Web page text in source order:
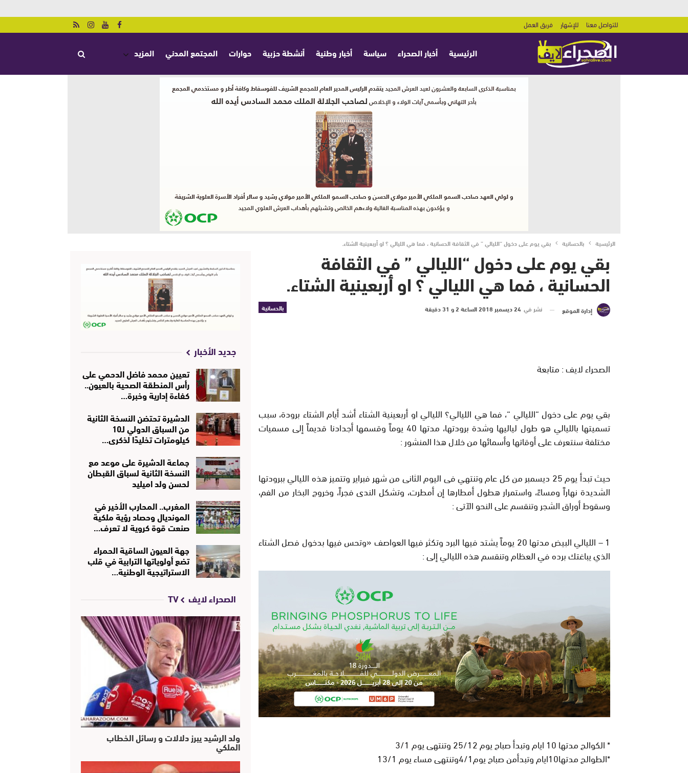
للتواصل معنا للإشهار فريق العمل
الرئيسية أخبار الصحراء سياسة أخبار وطنية أنشطة حزبية حوارات المجتمع المدني المزيد
الرئيسية بالحسانية بقي يوم على دخول “الليالي ” في الثقافة الحسانية ، فما هي الليالي ؟ او أربعينية الشتاء.
بقي يوم على دخول “الليالي ” في الثقافة
الحسانية ، فما هي الليالي ؟ او أربعينية الشتاء.
بالحسانية إدارة الموقع نشر في 24 ديسمبر 2018 الساعة 2 و 31 دقيقة
الصحراء لايف : متابعة
بقي يوم على دخول “الليالي “، فما هي الليالي؟ الليالي او أربعينية الشتاء أشد أيام الشتاء برودة، سبب
تسميتها بالليالي هو طول لياليها وشدة برودتها، مدتها 40 يوماً وقسمها أجدادنا قديماً إلى مسميات
مختلفة سنتعرف على أوقاتها وأسمائها من خلال هذا المنشور :
حيث تبدأ يوم 25 ديسمبر من كل عام وتنتهي فى اليوم الثانى من شهر فبراير وتتميز هذه الليالي ببرودتها
الشديدة نهاراً ومساءً، واستمرار هطول أمطارها إن أمطرت، وتشكل الندى فجراً، وخروج البخار من الفم،
وسقوط أوراق الشجر وتنقسم على النحو الآتى :
1
– الليالي البيض مدتها 20 يوماً يشتد فيها البرد وتكثر فيها العواصف «وتحس فيها بدخول فصل الشتاء
الذي يباغتك برده في العظام وتنقسم هذه الليالي إلى :
* الكوالح مدتها 10 ايام وتبدأ صباح يوم 25/12 وتنتهى يوم 3/1
*الطوالح مدتها10ايام وتبدأمن صباح يوم4/1وتنتهى مساء يوم 13/1
جديد الأخبار
تعيين محمد فاضل الدحمي على
رأس المنطقة الصحية بالعيون..
كفاءة إدارية وخبرة…
الدشيرة تحتضن النسخة الثانية
من السباق الدولي لـ10
كيلومترات تخليدًا لذكرى…
جماعة الدشيرة على موعد مع
النسخة الثانية لسباق القبطان
لحسن ولد اميليد
المغرب.. المحارب الأخير في
المونديال وحصاد رؤية ملكية
صنعت قوة كروية لا تعرف…
جهة العيون الساقية الحمراء
تضع أولوياتها الترابية في قلب
الاستراتيجية الوطنية…
الصحراء لايف TV
ولد الرشيد يبرز دلالات و رسائل الخطاب
الملكي